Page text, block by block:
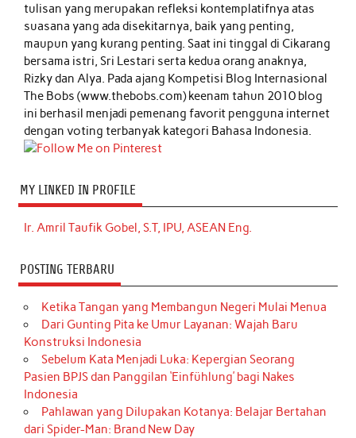
tulisan yang merupakan refleksi kontemplatifnya atas
suasana yang ada disekitarnya, baik yang penting,
maupun yang kurang penting. Saat ini tinggal di Cikarang
bersama istri, Sri Lestari serta kedua orang anaknya,
Rizky dan Alya. Pada ajang Kompetisi Blog Internasional
The Bobs (www.thebobs.com) keenam tahun 2010 blog
ini berhasil menjadi pemenang favorit pengguna internet
dengan voting terbanyak kategori Bahasa Indonesia.
MY LINKED IN PROFILE
Ir. Amril Taufik Gobel, S.T, IPU, ASEAN Eng.
POSTING TERBARU
Ketika Tangan yang Membangun Negeri Mulai Menua
Dari Gunting Pita ke Umur Layanan: Wajah Baru
Konstruksi Indonesia
Sebelum Kata Menjadi Luka: Kepergian Seorang
Pasien BPJS dan Panggilan ‘Einfühlung’ bagi Nakes
Indonesia
Pahlawan yang Dilupakan Kotanya: Belajar Bertahan
dari Spider-Man: Brand New Day